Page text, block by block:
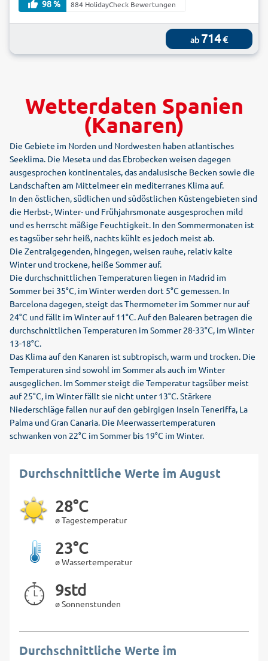
98 % 884 HolidayCheck Bewertungen
ab 714€
Wetterdaten Spanien
(Kanaren)
Die Gebiete im Norden und Nordwesten haben atlantisches
Seeklima. Die Meseta und das Ebrobecken weisen dagegen
ausgesprochen kontinentales, das andalusische Becken sowie die
Landschaften am Mittelmeer ein mediterranes Klima auf.
In den östlichen, südlichen und südöstlichen Küstengebieten sind
die Herbst-, Winter- und Frühjahrsmonate ausgesprochen mild
und es herrscht mäßige Feuchtigkeit. In den Sommermonaten ist
es tagsüber sehr heiß, nachts kühlt es jedoch meist ab.
Die Zentralgegenden, hingegen, weisen rauhe, relativ kalte
Winter und trockene, heiße Sommer auf.
Die durchschnittlichen Temperaturen liegen in Madrid im
Sommer bei 35°C, im Winter werden dort 5°C gemessen. In
Barcelona dagegen, steigt das Thermometer im Sommer nur auf
24°C und fällt im Winter auf 11°C. Auf den Balearen betragen die
durchschnittlichen Temperaturen im Sommer 28-33°C, im Winter
13-18°C.
Das Klima auf den Kanaren ist subtropisch, warm und trocken. Die
Temperaturen sind sowohl im Sommer als auch im Winter
ausgeglichen. Im Sommer steigt die Temperatur tagsüber meist
auf 25°C, im Winter fällt sie nicht unter 13°C. Stärkere
Niederschläge fallen nur auf den gebirgigen Inseln Teneriffa, La
Palma und Gran Canaria. Die Meerwassertemperaturen
schwanken von 22°C im Sommer bis 19°C im Winter.
Durchschnittliche Werte im August
28°C
ø Tagestemperatur
23°C
ø Wassertemperatur
9std
ø Sonnenstunden
Durchschnittliche Werte im